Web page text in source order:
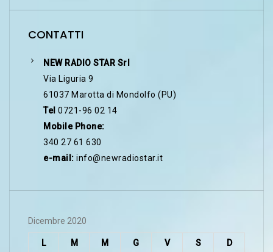
CONTATTI
NEW RADIO STAR Srl
Via Liguria 9
61037 Marotta di Mondolfo (PU)
Tel 0721-96 02 14
Mobile Phone:
340 27 61 630
e-mail: info@newradiostar.it
Dicembre 2020
L M M G V S D